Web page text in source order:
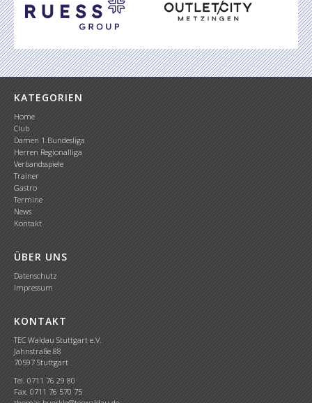
KATEGORIEN
Home
Club
Damen 1.Bundesliga
Herren Regionalliga
Verbandsspiele
Trainer
Gastro
Termine
News
Kontakt
ÜBER UNS
Datenschutz
Impressum
KONTAKT
TEC Waldau Stuttgart e.V.
Jahnstraße 88
70597 Stuttgart
Tel. 0711 76 29 80
Fax. 0711 76 570 75